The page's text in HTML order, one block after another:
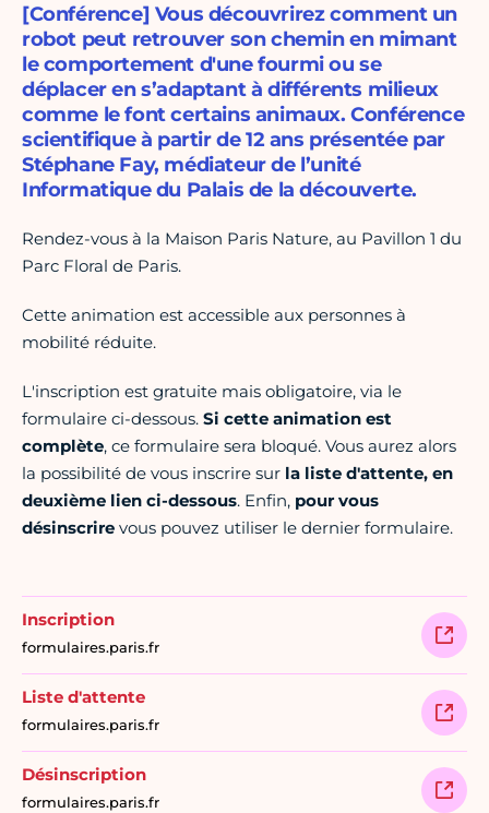
[Conférence] Vous découvrirez comment un
robot peut retrouver son chemin en mimant
le comportement d'une fourmi ou se
déplacer en s’adaptant à différents milieux
comme le font certains animaux. Conférence
scientifique à partir de 12 ans présentée par
Stéphane Fay, médiateur de l’unité
Informatique du Palais de la découverte.
Rendez-vous à la Maison Paris Nature, au Pavillon 1 du
Parc Floral de Paris.
Cette animation est accessible aux personnes à
mobilité réduite.
L'inscription est gratuite mais obligatoire, via le
formulaire ci-dessous. Si cette animation est
complète, ce formulaire sera bloqué. Vous aurez alors
la possibilité de vous inscrire sur la liste d'attente, en
deuxième lien ci-dessous. Enfin, pour vous
désinscrire vous pouvez utiliser le dernier formulaire.
Inscription
formulaires.paris.fr
Liste d'attente
formulaires.paris.fr
Désinscription
formulaires.paris.fr